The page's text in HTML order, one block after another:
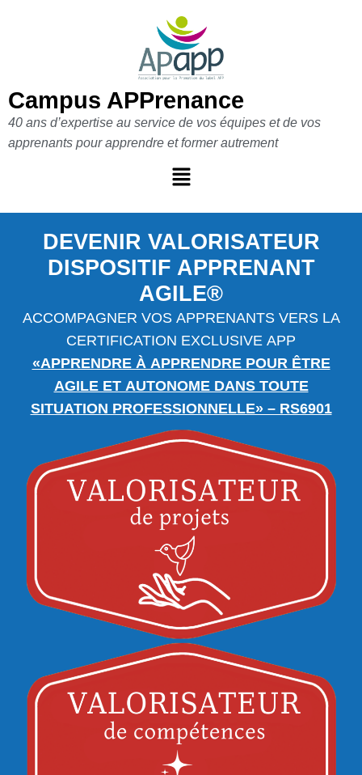
Campus APPrenance
40 ans d’expertise au service de vos équipes et de vos
apprenants pour apprendre et former autrement
DEVENIR VALORISATEUR
DISPOSITIF APPRENANT
AGILE®
ACCOMPAGNER VOS APPRENANTS VERS LA
CERTIFICATION EXCLUSIVE APP
«APPRENDRE À APPRENDRE POUR ÊTRE
AGILE ET AUTONOME DANS TOUTE
SITUATION PROFESSIONNELLE» – RS6901